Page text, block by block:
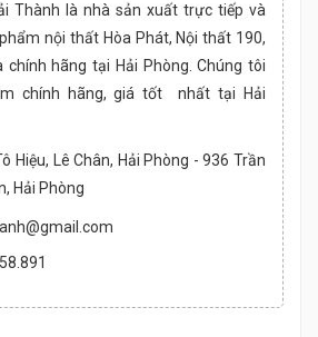
Thành là nhà sản xuất trực tiếp và
nội thất Hòa Phát, Nội thất 190,
chính hãng tại Hải Phòng. Chúng tôi
chính hãng, giá tốt nhất tại Hải
Hiệu, Lê Chân, Hải Phòng - 936 Trần
Hải Phòng